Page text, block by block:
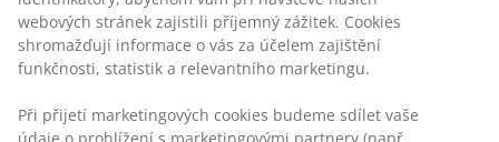
Skladová položka: 6400172
webových stránek zajistili příjemný zážitek. Cookies
shromažďují informace o vás za účelem zajištění
funkčnosti, statistik a relevantního marketingu.
Při přijetí marketingových cookies budeme sdílet vaše